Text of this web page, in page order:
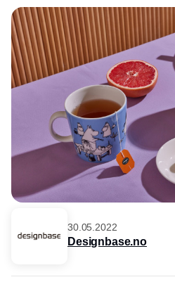
30.05.2022
Designbase.no